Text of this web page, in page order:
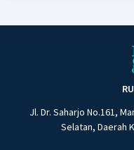
Jl. Dr. Saharjo No.161,
Selatan, Daerah